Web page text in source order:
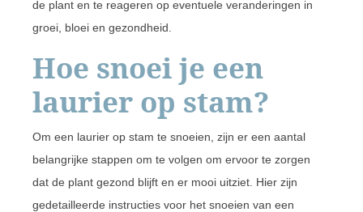
de plant en te reageren op eventuele veranderingen in
groei, bloei en gezondheid.
Hoe snoei je een
laurier op stam?
Om een laurier op stam te snoeien, zijn er een aantal
belangrijke stappen om te volgen om ervoor te zorgen
dat de plant gezond blijft en er mooi uitziet. Hier zijn
gedetailleerde instructies voor het snoeien van een